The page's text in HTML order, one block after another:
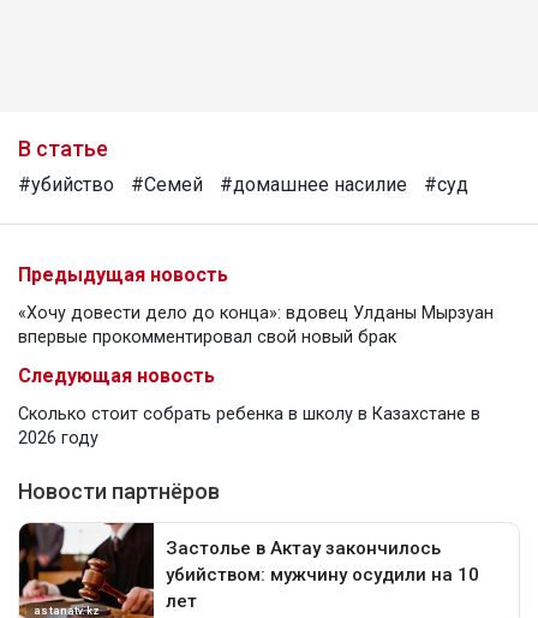
В статье
#убийство #Семей #домашнее насилие #суд
Предыдущая новость
«Хочу довести дело до конца»: вдовец Улданы Мырзуан
впервые прокомментировал свой новый брак
Следующая новость
Сколько стоит собрать ребенка в школу в Казахстане в
2026 году